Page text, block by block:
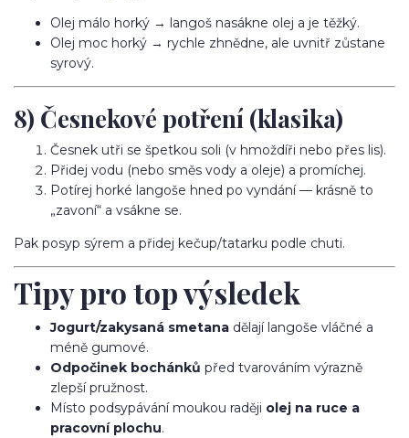
Olej málo horký → langoš nasákne olej a je těžký.
Olej moc horký → rychle zhnědne, ale uvnitř zůstane
syrový.
8) Česnekové potření (klasika)
Česnek utři se špetkou soli (v hmoždíři nebo přes lis).
Přidej vodu (nebo směs vody a oleje) a promíchej.
Potírej horké langoše hned po vyndání — krásně to
„zavoní“ a vsákne se.
Pak posyp sýrem a přidej kečup/tatarku podle chuti.
Tipy pro top výsledek
Jogurt/zakysaná smetana dělají langoše vláčné a
méně gumové.
Odpočinek bochánků před tvarováním výrazně
zlepší pružnost.
Místo podsypávání moukou raději olej na ruce a
pracovní plochu.